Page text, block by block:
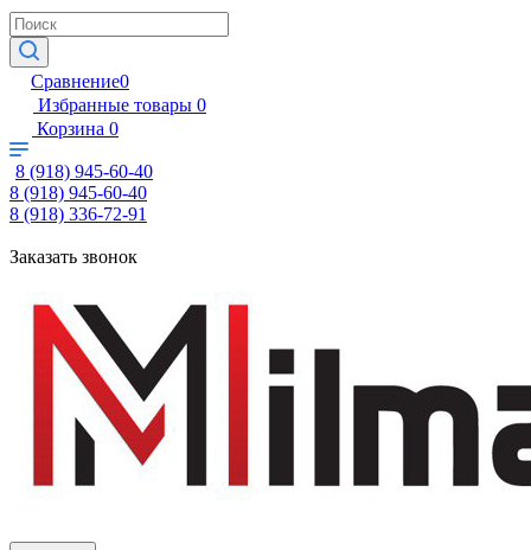
Сравнение0
Избранные товары 0
Корзина 0
8 (918) 945-60-40
8 (918) 945-60-40
8 (918) 336-72-91
Заказать звонок